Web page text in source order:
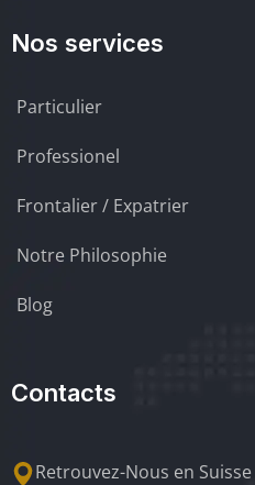
Nos services
Particulier
Professionel
Frontalier / Expatrier
Notre Philosophie
Blog
Contacts
Retrouvez-Nous en